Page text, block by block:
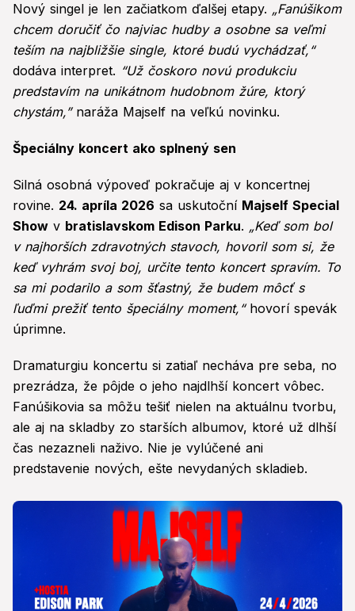
Nový singel je len začiatkom ďalšej etapy. „Fanúšikom
chcem doručiť čo najviac hudby a osobne sa veľmi
teším na najbližšie single, ktoré budú vychádzať,“
dodáva interpret. “Už čoskoro novú produkciu
predstavím na unikátnom hudobnom žúre, ktorý
chystám,” naráža Majself na veľkú novinku.
Špeciálny koncert ako splnený sen
Silná osobná výpoveď pokračuje aj v koncertnej
rovine. 24. apríla 2026 sa uskutoční Majself Special
Show v bratislavskom Edison Parku. „Keď som bol
v najhorších zdravotných stavoch, hovoril som si, že
keď vyhrám svoj boj, určite tento koncert spravím. To
sa mi podarilo a som šťastný, že budem môcť s
ľuďmi prežiť tento špeciálny moment,“ hovorí spevák
úprimne.
Dramaturgiu koncertu si zatiaľ necháva pre seba, no
prezrádza, že pôjde o jeho najdlhší koncert vôbec.
Fanúšikovia sa môžu tešiť nielen na aktuálnu tvorbu,
ale aj na skladby zo starších albumov, ktoré už dlhší
čas nezazneli naživo. Nie je vylúčené ani
predstavenie nových, ešte nevydaných skladieb.